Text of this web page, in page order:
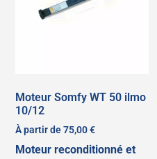
Moteur Somfy WT 50 ilmo
10/12
À partir de75,00€
Moteur reconditionné et